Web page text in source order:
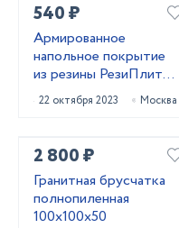
540 ₽
Армированное
напольное покрытие
из резины РезиПлит –
Double Rrubber
22 октября 2023 Москва
2 800 ₽
Гранитная брусчатка
полнопиленная
100х100х50